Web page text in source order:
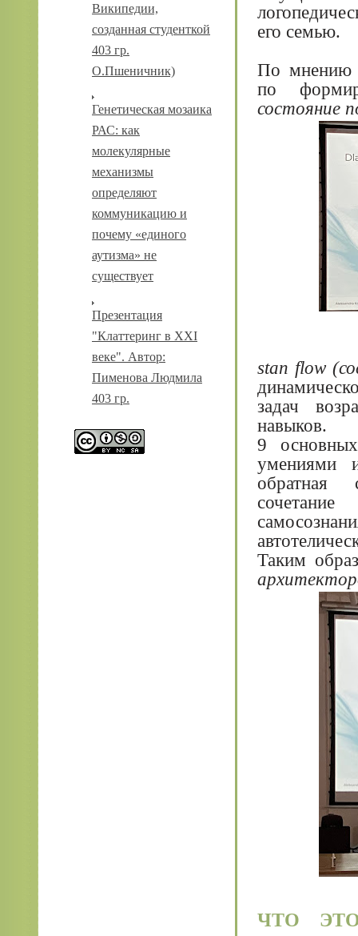
Википедии,
созданная студенткой
403 гр.
О.Пшеничник)
Генетическая мозаика
РАС: как
молекулярные
механизмы
определяют
коммуникацию и
почему «единого
аутизма» не
существует
Презентация
"Клаттеринг в XXI
веке". Автор:
Пименова Людмила
403 гр.
его семью.
По мнению
по
состояние
stan flow
задач
навыков.
9
умениями
обратная
Таким
ЧТО